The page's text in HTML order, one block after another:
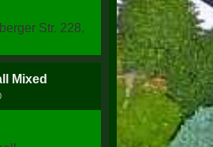
Str. 228, 58256 Ennepetal
Mixed